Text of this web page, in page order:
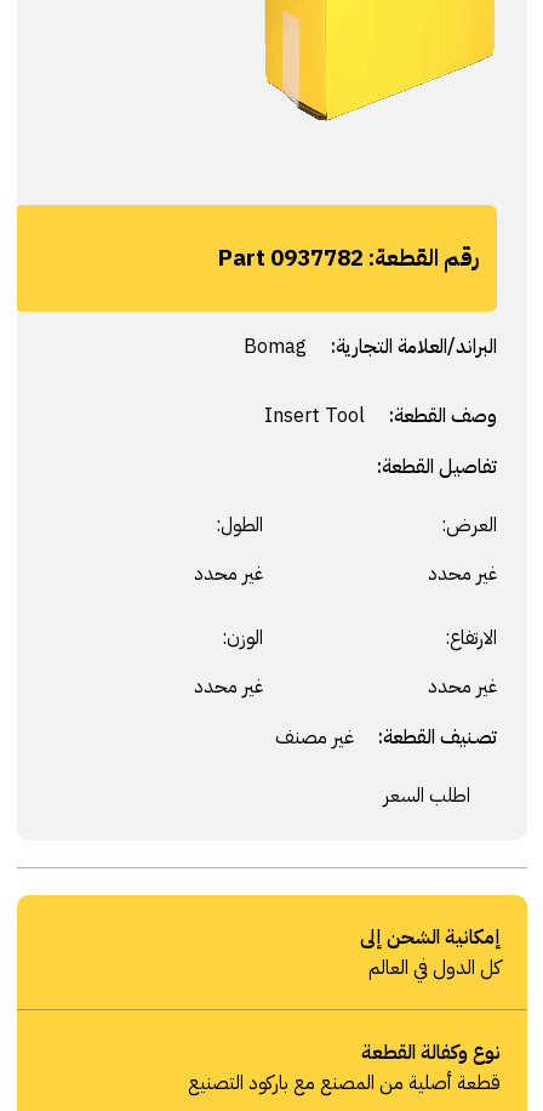
رقم القطعة: Part 0937782
البراند/العلامة التجارية:
وصف القطعة:
Insert Tool
تفاصيل القطعة:
العرض:
غير محدد
الطول:
غير محدد
الارتفاع:
غير محدد
الوزن:
غير محدد
تصنيف القطعة: غير مصنف
اطلب السعر
إمكانية الشحن إلى
كل الدول في العالم
نوع وكفالة القطعة
قطعة أصلية من المصنع مع باركود التصنيع